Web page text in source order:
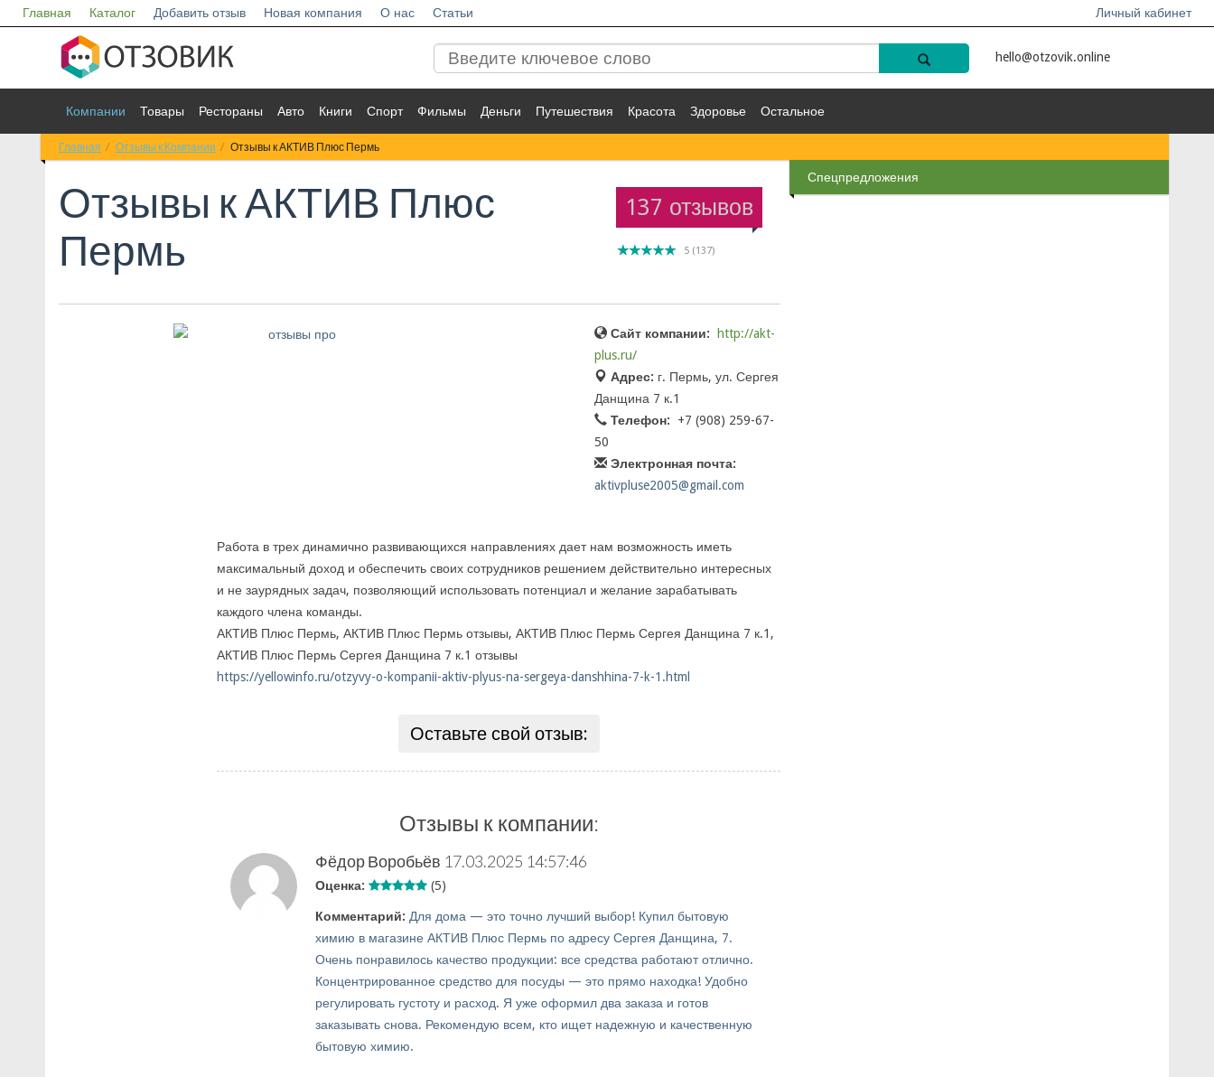
Главная Каталог Добавить отзыв Новая компания О нас Статьи Личный кабинет
hello@otzovik.online
Компании Товары Рестораны Авто Книги Спорт Фильмы Деньги Путешествия Красота Здоровье Остальное
Главная Отзывы к Компании Отзывы к АКТИВ Плюс Пермь
137 отзывов
5 (137)
Отзывы кАКТИВ Плюс
Пермь
Сайт компании:
http://akt-
plus.ru/
Адрес: г. Пермь, ул. Сергея
Данщина 7 к.1
Телефон:
+7 (908) 259-67-
50
Электронная почта:
aktivpluse2005@gmail.com
Работа в трех динамично развивающихся направлениях дает нам возможность иметь
максимальный доход и обеспечить своих сотрудников решением действительно интересных
и не заурядных задач, позволяющий использовать потенциал и желание зарабатывать
каждого члена команды.
АКТИВ Плюс Пермь, АКТИВ Плюс Пермь отзывы, АКТИВ Плюс Пермь Сергея Данщина 7 к.1,
АКТИВ Плюс Пермь Сергея Данщина 7 к.1 отзывы
https://yellowinfo.ru/otzyvy-o-kompanii-aktiv-plyus-na-sergeya-danshhina-7-k-1.html
Оставьте свой отзыв:
Отзывы к компании:
Фёдор Воробьёв 17.03.2025 14:57:46
Оценка: (5)
Комментарий: Для дома — это точно лучший выбор! Купил бытовую
химию в магазине АКТИВ Плюс Пермь по адресу Сергея Данщина, 7.
Очень понравилось качество продукции: все средства работают отлично.
Концентрированное средство для посуды — это прямо находка! Удобно
регулировать густоту и расход. Я уже оформил два заказа и готов
заказывать снова. Рекомендую всем, кто ищет надежную и качественную
бытовую химию.
Спецпредложения